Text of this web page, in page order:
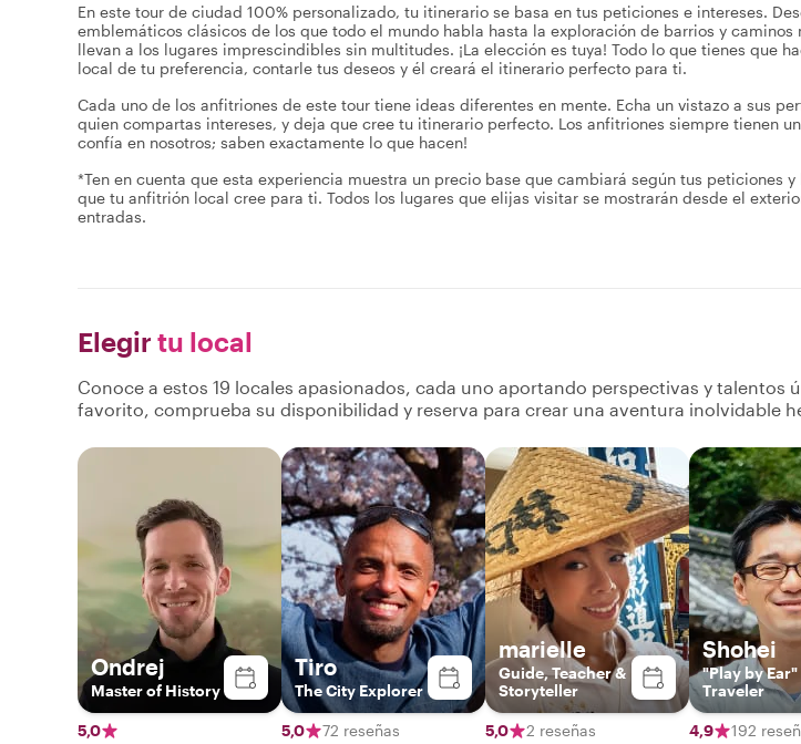
En este tour de ciudad 100% personalizado, tu itinerario se basa en tus peticiones e intereses.
emblemáticos clásicos de los que todo el mundo habla hasta la exploración de barrios y caminos
llevan a los lugares imprescindibles sin multitudes. ¡La elección es tuya! Todo lo que tienes que
local de tu preferencia, contarle tus deseos y él creará el itinerario perfecto para ti.
Cada uno de los anfitriones de este tour tiene ideas diferentes en mente. Echa un vistazo a sus
quien compartas intereses, y deja que cree tu itinerario perfecto. Los anfitriones siempre tienen
confía en nosotros; saben exactamente lo que hacen!
*Ten en cuenta que esta experiencia muestra un precio base que cambiará según tus peticiones
que tu anfitrión local cree para ti. Todos los lugares que elijas visitar se mostrarán desde el
entradas.
Elegir tu local
Conoce a estos 19 locales apasionados, cada uno aportando perspectivas y talentos
favorito, comprueba su disponibilidad y reserva para crear una aventura inolvidable
Ondrej
Master of History
5,0
Tiro
The City Explorer
5,0 72 reseñas
marielle
Guide, Teacher &
Storyteller
5,0 2 reseñas
Shohei
"Play by Ear"
Traveler
4,9 192